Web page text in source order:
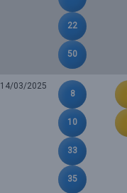
22
50
14/03/2025
8
10
33
35